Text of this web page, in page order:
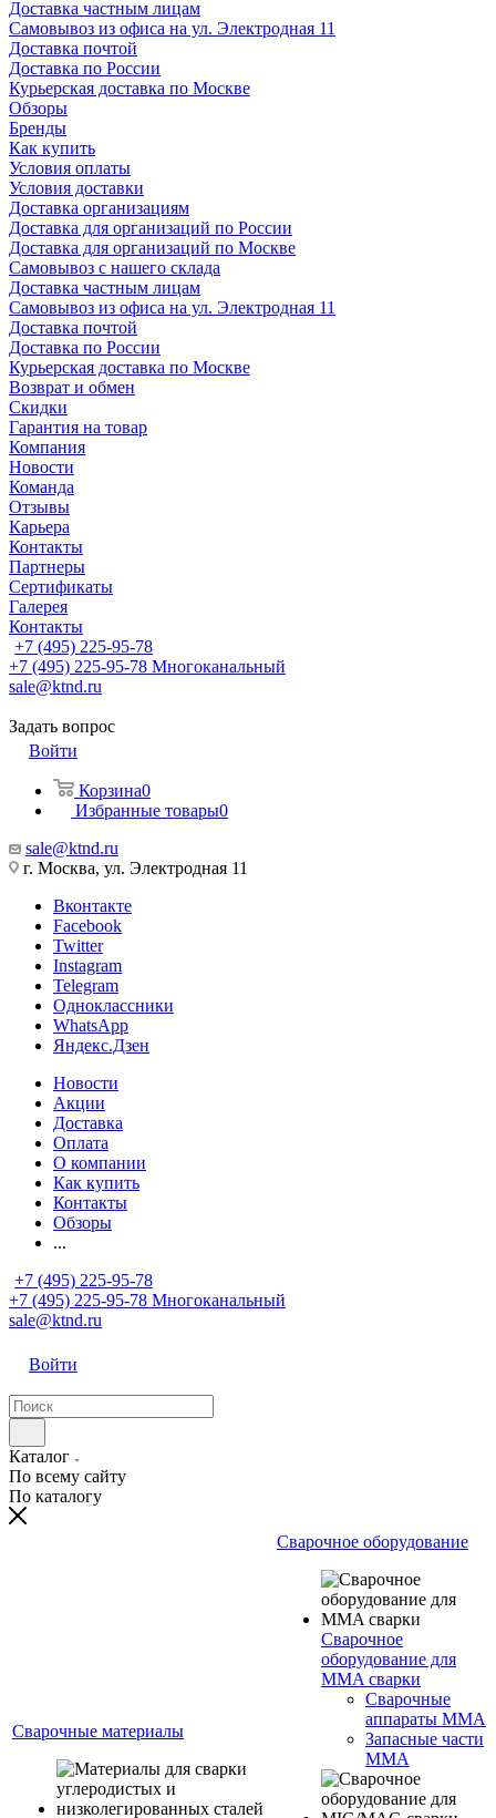
Доставка частным лицам
Самовывоз из офиса на ул. Электродная 11
Доставка почтой
Доставка по России
Курьерская доставка по Москве
Обзоры
Бренды
Как купить
Условия оплаты
Условия доставки
Доставка организациям
Доставка для организаций по России
Доставка для организаций по Москве
Самовывоз с нашего склада
Доставка частным лицам
Самовывоз из офиса на ул. Электродная 11
Доставка почтой
Доставка по России
Курьерская доставка по Москве
Возврат и обмен
Скидки
Гарантия на товар
Компания
Новости
Команда
Отзывы
Карьера
Контакты
Партнеры
Сертификаты
Галерея
Контакты
+7 (495) 225-95-78
+7 (495) 225-95-78 Многоканальный
sale@ktnd.ru
Задать вопрос
Войти
Корзина0
Избранные товары0
sale@ktnd.ru
г. Москва, ул. Электродная 11
Вконтакте
Facebook
Twitter
Instagram
Telegram
Одноклассники
WhatsApp
Яндекс.Дзен
Новости
Акции
Доставка
Оплата
О компании
Как купить
Контакты
Обзоры
...
+7 (495) 225-95-78
+7 (495) 225-95-78 Многоканальный
sale@ktnd.ru
Войти
Каталог
По всему сайту
По каталогу
Сварочные материалы
Сварочное оборудование
Сварочное
оборудование для
MMA сварки
Сварочные
аппараты MMA
Запасные части
MMA